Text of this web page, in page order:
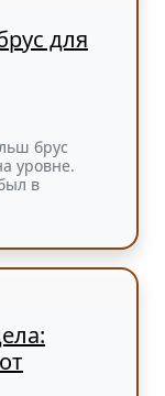
для
брус
уровне.
в